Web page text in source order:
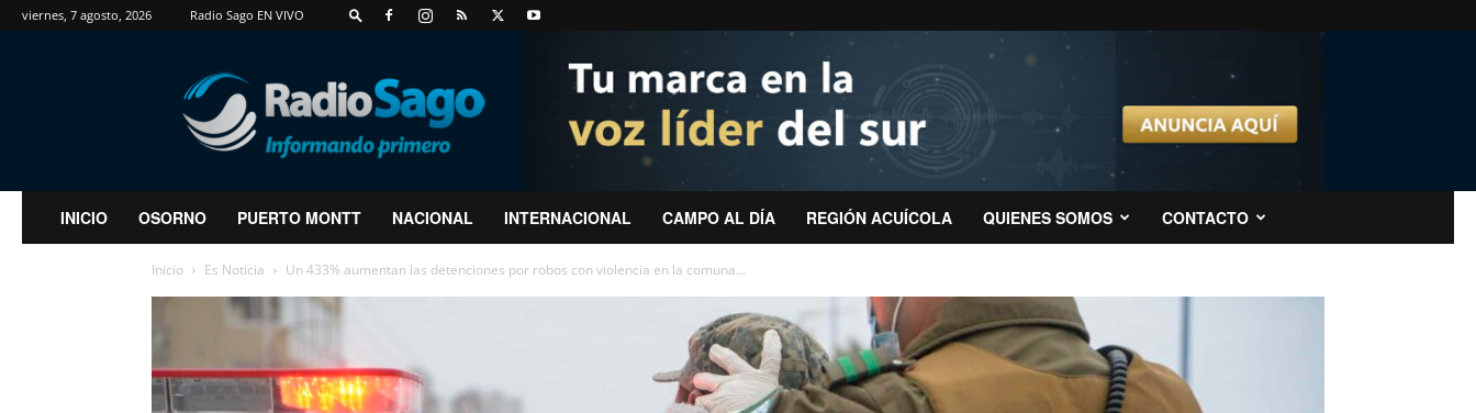
viernes, 7 agosto, 2026 Radio Sago EN VIVO
RadioSago
INICIO OSORNO PUERTO MONTT NACIONAL INTERNACIONAL CAMPO AL DÍA REGIÓN ACUÍCOLA QUIENES SOMOS CONTACTO
Inicio Es Noticia Un 433% aumentan las detenciones por robos con violencia en la comuna...